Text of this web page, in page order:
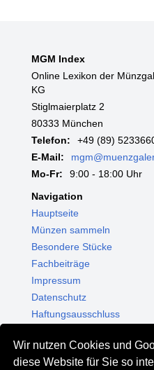
Wir nutzen Cookies und
diese Website für Sie so
MGM Index
Online Lexikon der
KG
Stiglmaierplatz 2
80333 München
Telefon:
+49 (89)
E-Mail:
Mo-Fr:
9:00 - 18:00 Uhr
Navigation
Hauptseite
Münzen sammeln
Besondere Stücke
Fachbeiträge
Impressum
Datenschutz
Haftungsausschluss
Shop - Online kaufen
Münzgalerie München